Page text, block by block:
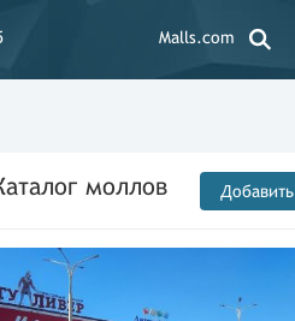
Malls.com
моллов Добавить